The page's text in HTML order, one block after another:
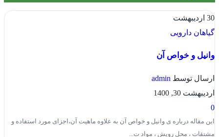
30 اردیبهشت
گیاهان دارویی
وانیل و خواص آن
ارسال توسط admin
اردیبهشت 30, 1400
0
این مقاله درباره ی وانیل و خواص آن به علاوه ماهیت آن،اجزای مورد استفاده و
مشتقات ، محل رویش ، مواد ت...